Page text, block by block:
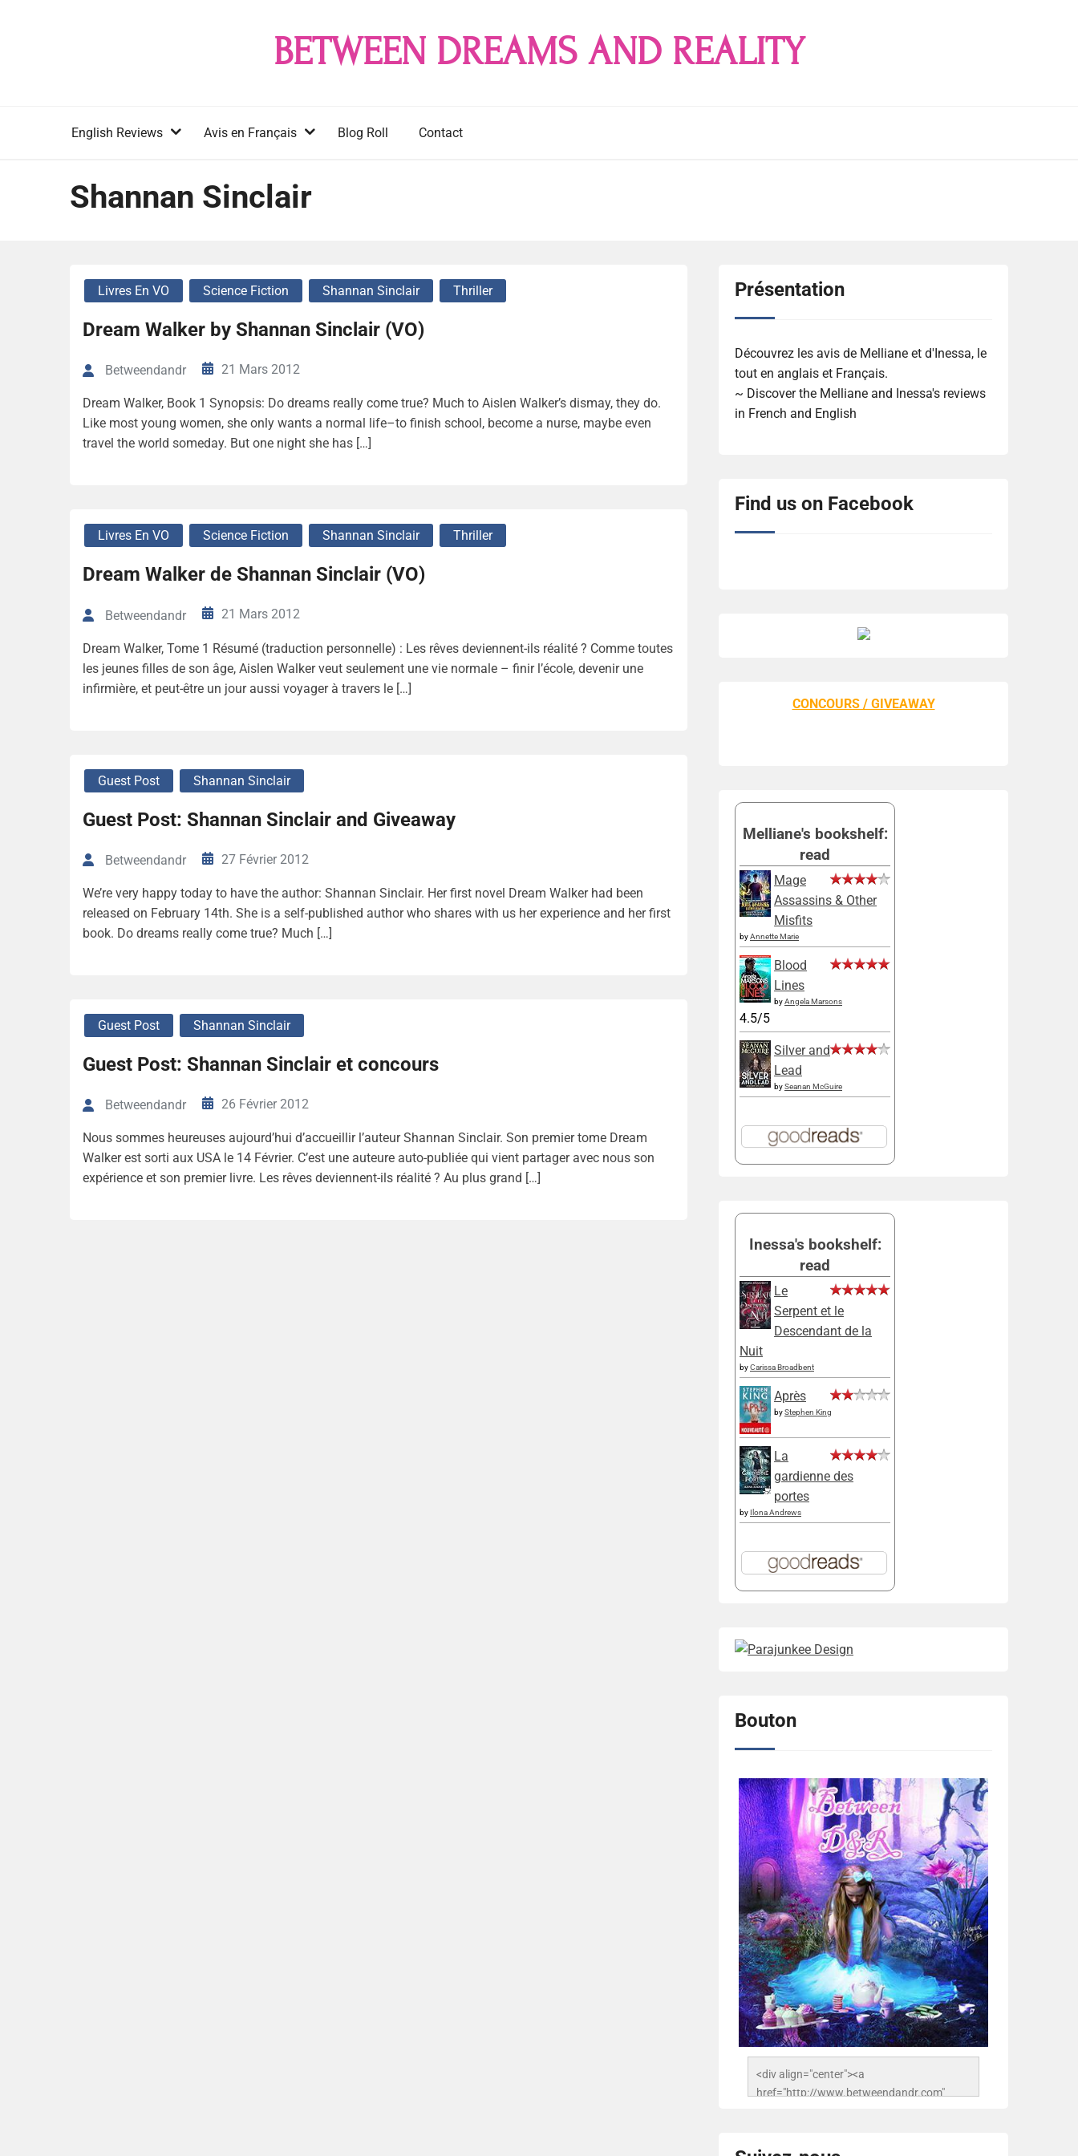
BETWEEN DREAMS AND REALITY
English Reviews Avis en Français Blog Roll Contact
Shannan Sinclair
Livres En VO Science Fiction Shannan Sinclair Thriller
Dream Walker by Shannan Sinclair (VO)
Betweendandr 21 Mars 2012
Dream Walker, Book 1 Synopsis: Do dreams really come true? Much to Aislen Walker’s dismay, they do.
Like most young women, she only wants a normal life–to finish school, become a nurse, maybe even
travel the world someday. But one night she has […]
Livres En VO Science Fiction Shannan Sinclair Thriller
Dream Walker de Shannan Sinclair (VO)
Betweendandr 21 Mars 2012
Dream Walker, Tome 1 Résumé (traduction personnelle) : Les rêves deviennent-ils réalité ? Comme toutes
les jeunes filles de son âge, Aislen Walker veut seulement une vie normale – finir l’école, devenir une
infirmière, et peut-être un jour aussi voyager à travers le […]
Guest Post Shannan Sinclair
Guest Post: Shannan Sinclair and Giveaway
Betweendandr 27 Février 2012
We’re very happy today to have the author: Shannan Sinclair. Her first novel Dream Walker had been
released on February 14th. She is a self-published author who shares with us her experience and her first
book. Do dreams really come true? Much […]
Guest Post Shannan Sinclair
Guest Post: Shannan Sinclair et concours
Betweendandr 26 Février 2012
Nous sommes heureuses aujourd’hui d’accueillir l’auteur Shannan Sinclair. Son premier tome Dream
Walker est sorti aux USA le 14 Février. C’est une auteure auto-publiée qui vient partager avec nous son
expérience et son premier livre. Les rêves deviennent-ils réalité ? Au plus grand […]
Présentation
Découvrez les avis de Melliane et d'Inessa, le
tout en anglais et Français.
~ Discover the Melliane and Inessa's reviews
in French and English
Find us on Facebook
CONCOURS / GIVEAWAY
Melliane's bookshelf:
read
Mage
Assassins & Other
Misfits
byAnnette Marie
Blood
Lines
byAngela Marsons
4.5/5
Silver and
Lead
bySeanan McGuire
Inessa's bookshelf:
read
Le
Serpent et le
Descendant de la
Nuit
byCarissa Broadbent
Après
byStephen King
La
gardienne des
portes
by Ilona Andrews
Bouton
<div align="center"><a
href="http://www.betweendandr.com"
503716673157532-